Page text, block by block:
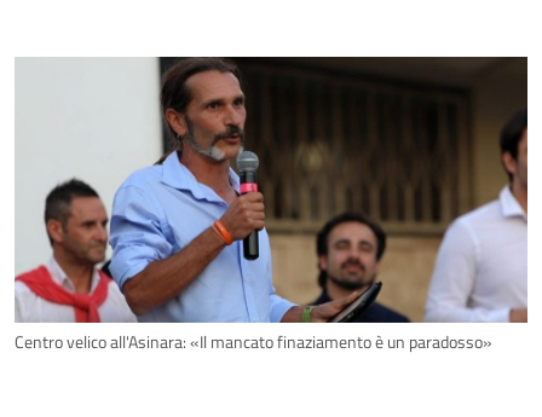
Centro velico all'Asinara: «Il mancato finaziamento è un paradosso»